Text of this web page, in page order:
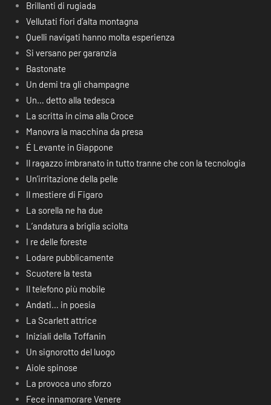
Brillanti di rugiada
Vellutati fiori d’alta montagna
Quelli navigati hanno molta esperienza
Si versano per garanzia
Bastonate
Un demi tra gli champagne
Un… detto alla tedesca
La scritta in cima alla Croce
Manovra la macchina da presa
É Levante in Giappone
Il ragazzo imbranato in tutto tranne che con la tecnologia
Un’irritazione della pelle
Il mestiere di Figaro
La sorella ne ha due
L’andatura a briglia sciolta
I re delle foreste
Lodare pubblicamente
Scuotere la testa
Il telefono più mobile
Andati… in poesia
La Scarlett attrice
Iniziali della Toffanin
Un signorotto del luogo
Aiole spinose
La provoca uno sforzo
Fece innamorare Venere